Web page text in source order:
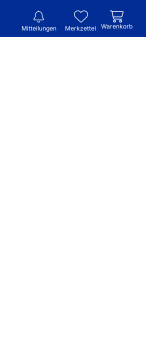
Mitteilungen Merkzettel Warenkorb